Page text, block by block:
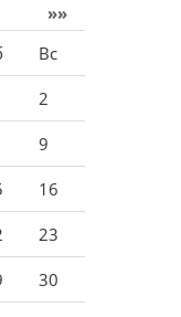
»»
Вс
2
9
16
23
30